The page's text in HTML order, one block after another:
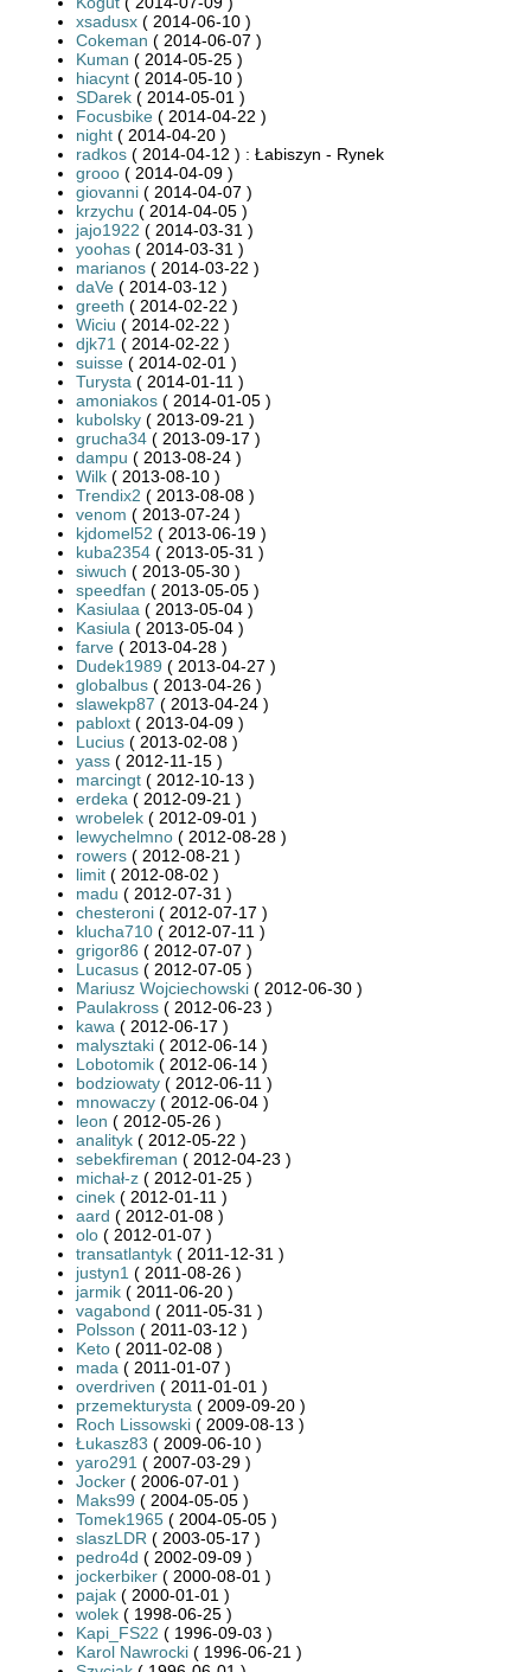
xsadusx ( 2014-06-10 )
Cokeman ( 2014-06-07 )
Kuman ( 2014-05-25 )
hiacynt ( 2014-05-10 )
SDarek ( 2014-05-01 )
Focusbike ( 2014-04-22 )
night ( 2014-04-20 )
radkos ( 2014-04-12 ) : Łabiszyn - Rynek
grooo ( 2014-04-09 )
giovanni ( 2014-04-07 )
krzychu ( 2014-04-05 )
jajo1922 ( 2014-03-31 )
yoohas ( 2014-03-31 )
marianos ( 2014-03-22 )
daVe ( 2014-03-12 )
greeth ( 2014-02-22 )
Wiciu ( 2014-02-22 )
djk71 ( 2014-02-22 )
suisse ( 2014-02-01 )
Turysta ( 2014-01-11 )
amoniakos ( 2014-01-05 )
kubolsky ( 2013-09-21 )
grucha34 ( 2013-09-17 )
dampu ( 2013-08-24 )
Wilk ( 2013-08-10 )
Trendix2 ( 2013-08-08 )
venom ( 2013-07-24 )
kjdomel52 ( 2013-06-19 )
kuba2354 ( 2013-05-31 )
siwuch ( 2013-05-30 )
speedfan ( 2013-05-05 )
Kasiulaa ( 2013-05-04 )
Kasiula ( 2013-05-04 )
farve ( 2013-04-28 )
Dudek1989 ( 2013-04-27 )
globalbus ( 2013-04-26 )
slawekp87 ( 2013-04-24 )
pabloxt ( 2013-04-09 )
Lucius ( 2013-02-08 )
yass ( 2012-11-15 )
marcingt ( 2012-10-13 )
erdeka ( 2012-09-21 )
wrobelek ( 2012-09-01 )
lewychelmno ( 2012-08-28 )
rowers ( 2012-08-21 )
limit ( 2012-08-02 )
madu ( 2012-07-31 )
chesteroni ( 2012-07-17 )
klucha710 ( 2012-07-11 )
grigor86 ( 2012-07-07 )
Lucasus ( 2012-07-05 )
Mariusz Wojciechowski ( 2012-06-30 )
Paulakross ( 2012-06-23 )
kawa ( 2012-06-17 )
malysztaki ( 2012-06-14 )
Lobotomik ( 2012-06-14 )
bodziowaty ( 2012-06-11 )
mnowaczy ( 2012-06-04 )
leon ( 2012-05-26 )
analityk ( 2012-05-22 )
sebekfireman ( 2012-04-23 )
michał-z ( 2012-01-25 )
cinek ( 2012-01-11 )
aard ( 2012-01-08 )
olo ( 2012-01-07 )
transatlantyk ( 2011-12-31 )
justyn1 ( 2011-08-26 )
jarmik ( 2011-06-20 )
vagabond ( 2011-05-31 )
Polsson ( 2011-03-12 )
Keto ( 2011-02-08 )
mada ( 2011-01-07 )
overdriven ( 2011-01-01 )
przemekturysta ( 2009-09-20 )
Roch Lissowski ( 2009-08-13 )
Łukasz83 ( 2009-06-10 )
yaro291 ( 2007-03-29 )
Jocker ( 2006-07-01 )
Maks99 ( 2004-05-05 )
Tomek1965 ( 2004-05-05 )
slaszLDR ( 2003-05-17 )
pedro4d ( 2002-09-09 )
jockerbiker ( 2000-08-01 )
pajak ( 2000-01-01 )
wolek ( 1998-06-25 )
Kapi_FS22 ( 1996-09-03 )
Karol Nawrocki ( 1996-06-21 )